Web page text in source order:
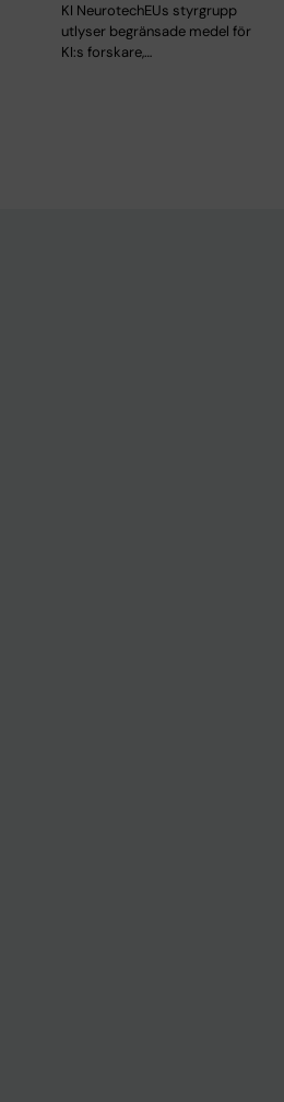
KI NeurotechEUs styrgrupp
utlyser begränsade medel för
KI:s forskare,…